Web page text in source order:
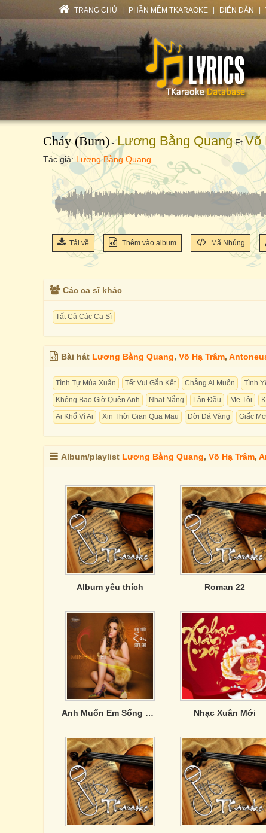
TRANG CHỦ PHẦN MỀM TKARAOKE DIỄN ĐÀN
Cháy (Burn)-Lương Bằng QuangFt Võ
Tác giả: Lương Bằng Quang
Tải về Thêm vào album Mã Nhúng
Các ca sĩ khác
Tất Cả Các Ca Sĩ
Bài hát Lương Bằng Quang, Võ Hạ Trâm,
Tình Tự Mùa Xuân Tết Vui Gắn Kết Chẳng Ai Muốn Tình
Không Bao Giờ Quên Anh
Nhạt Nắng Lần Đầu Mẹ Tôi
Ai Khổ Vì Ai
Xin Thời Gian Qua Mau Đời Đá Vàng Giấc
Album/playlist Lương Bằng Quang, Võ Hạ Trâm,
Album yêu thích Roman 22
Anh Muốn Em Sống Sao (Thúy Nga CD 545) Nhạc Xuân Mới